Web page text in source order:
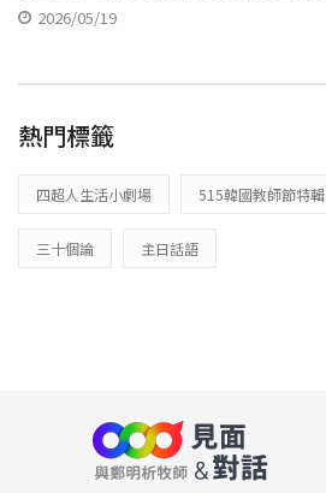
2026/05/19
熱門標籤
四超人生活小劇場 515韓國教師節特輯
三十個論 主日話語